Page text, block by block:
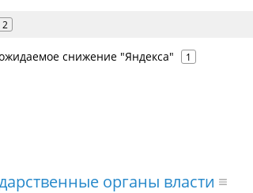
2
снижение "Яндекса" 1
органы власти